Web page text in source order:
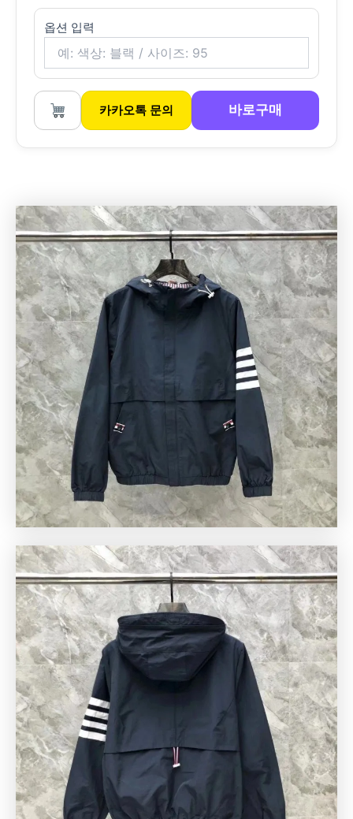
옵션 입력
카카오톡 문의 바로구매